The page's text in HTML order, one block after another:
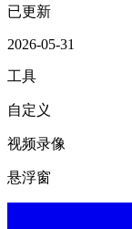
已更新
2026-05-31
工具
自定义
视频录像
悬浮窗